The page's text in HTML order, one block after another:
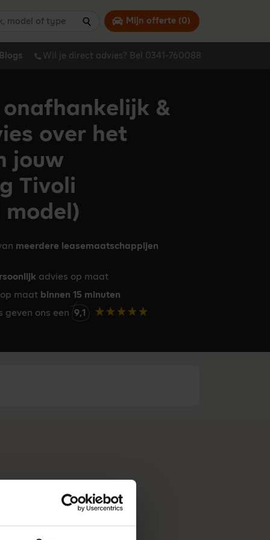
Blogs Wil je direct advies? Bel 0341-760088
model of type
Zoeken
Mijn offerte (0)
&
over het
jouw
Tivoli
meerdere leasemaatschappijen
advies op maat
op maat binnen 15 minuten
geven ons een
9,1